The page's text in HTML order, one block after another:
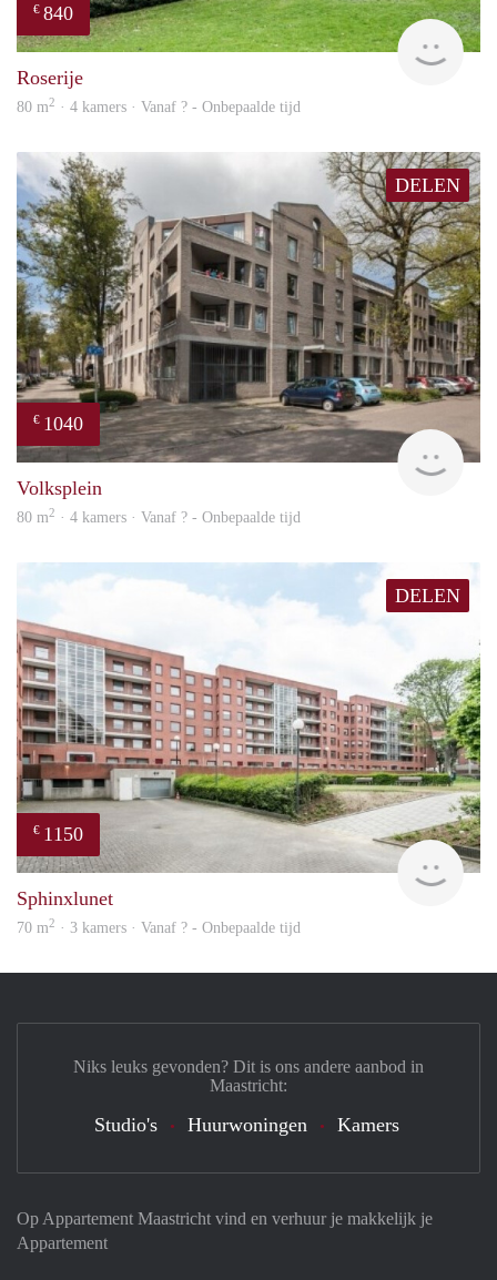
€ 840
rent
Roserije
80 m2 · 4 kamers · Vanaf ? - Onbepaalde tijd
DELEN
€ 1040
Volksplein
80 m2 · 4 kamers · Vanaf ? - Onbepaalde tijd
DELEN
€ 1150
Sphinxlunet
70 m2 · 3 kamers · Vanaf ? - Onbepaalde tijd
Op Appartement Maastricht vind en verhuur je makkelijk je
Appartement
Niks leuks gevonden? Dit is ons andere aanbod in
Maastricht:
Studio's Huurwoningen Kamers